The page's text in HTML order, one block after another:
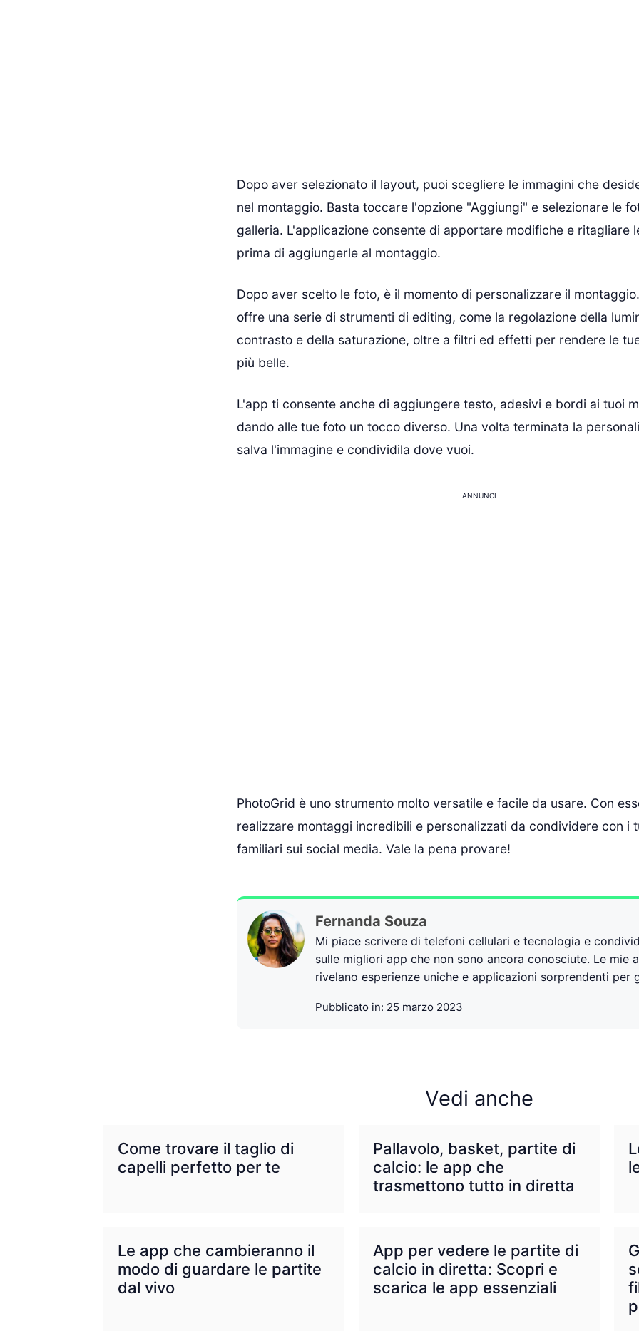
Dopo aver selezionato il layout, puoi scegliere le immagini che
nel montaggio. Basta toccare l'opzione "Aggiungi" e selezionare le
galleria. L'applicazione consente di apportare modifiche e ritagliare
prima di aggiungerle al montaggio.
Dopo aver scelto le foto, è il momento di personalizzare il
offre una serie di strumenti di editing, come la regolazione della
contrasto e della saturazione, oltre a filtri ed effetti per rendere le
più belle.
L'app ti consente anche di aggiungere testo, adesivi e bordi ai tuoi
dando alle tue foto un tocco diverso. Una volta terminata la
salva l'immagine e condividila dove vuoi.
ANNUNCI
PhotoGrid è uno strumento molto versatile e facile da usare. Con
realizzare montaggi incredibili e personalizzati da condividere con i
familiari sui social media. Vale la pena provare!
Fernanda Souza
Mi piace scrivere di telefoni cellulari e tecnologia e
sulle migliori app che non sono ancora conosciute. Le mie
rivelano esperienze uniche e applicazioni sorprendenti per
Pubblicato in: 25 marzo 2023
Vedi anche
Come trovare il taglio di
capelli perfetto per te
Pallavolo, basket, partite di
calcio: le app che
trasmettono tutto in diretta
Le app che cambieranno il
modo di guardare le partite
dal vivo
App per vedere le partite di
calcio in diretta: Scopri e
scarica le app essenziali